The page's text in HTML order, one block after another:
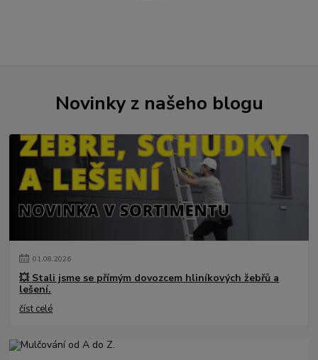
Novinky z našeho blogu
01.08.2026
💥 Stali jsme se přímým dovozcem hliníkových žebřů a
lešení.
číst celé